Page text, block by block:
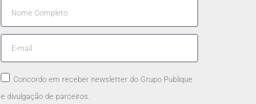
Concordo em receber newsletter do Grupo Publique
e divulgação de parceiros.